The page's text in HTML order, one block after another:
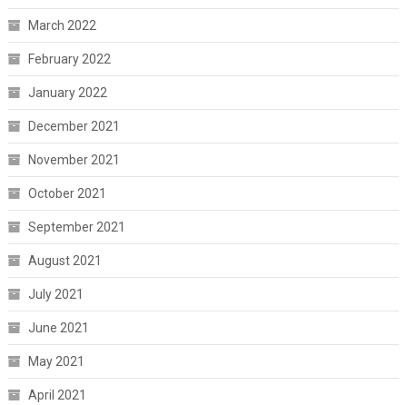
March 2022
February 2022
January 2022
December 2021
November 2021
October 2021
September 2021
August 2021
July 2021
June 2021
May 2021
April 2021